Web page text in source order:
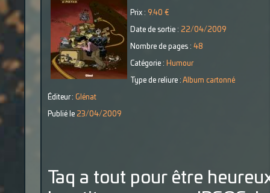
Prix : 9.40 €
Date de sortie : 22/04/2009
Nombre de pages : 48
Catégorie : Humour
Type de reliure : Album cartonné
Éditeur : Glénat
Publié le 23/04/2009
Taq a tout pour être